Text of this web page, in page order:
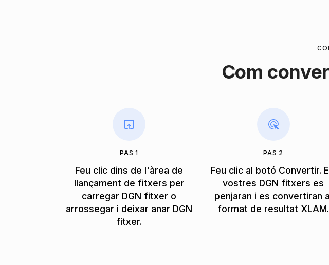
Com
PAS 1
Feu clic dins de l'àrea de
llançament de fitxers per
carregar DGN fitxer o
arrossegar i deixar anar DGN
fitxer.
PAS 2
Feu clic al botó Convertir.
vostres DGN fitxers es
penjaran i es convertiran
format de resultat XLAM.